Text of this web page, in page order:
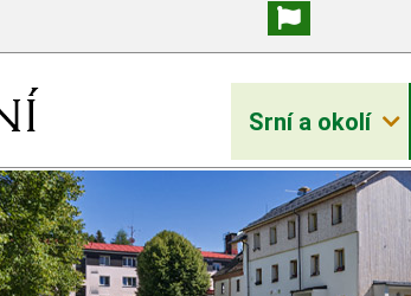
Srní a okolí